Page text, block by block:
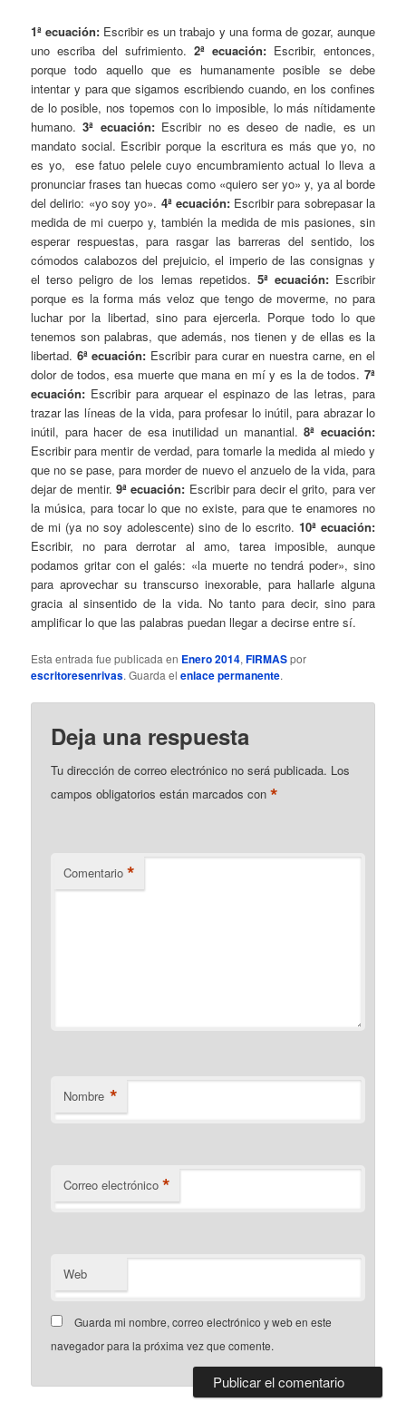
1ª ecuación: Escribir es un trabajo y una forma de gozar, aunque
uno escriba del sufrimiento. 2ª ecuación: Escribir, entonces,
porque todo aquello que es humanamente posible se debe
intentar y para que sigamos escribiendo cuando, en los confines
de lo posible, nos topemos con lo imposible, lo más nítidamente
humano. 3ª ecuación: Escribir no es deseo de nadie, es un
mandato social. Escribir porque la escritura es más que yo, no
es yo, ese fatuo pelele cuyo encumbramiento actual lo lleva a
pronunciar frases tan huecas como «quiero ser yo» y, ya al borde
del delirio: «yo soy yo». 4ª ecuación: Escribir para sobrepasar la
medida de mi cuerpo y, también la medida de mis pasiones, sin
esperar respuestas, para rasgar las barreras del sentido, los
cómodos calabozos del prejuicio, el imperio de las consignas y
el terso peligro de los lemas repetidos. 5ª ecuación: Escribir
porque es la forma más veloz que tengo de moverme, no para
luchar por la libertad, sino para ejercerla. Porque todo lo que
tenemos son palabras, que además, nos tienen y de ellas es la
libertad. 6ª ecuación: Escribir para curar en nuestra carne, en el
dolor de todos, esa muerte que mana en mí y es la de todos. 7ª
ecuación: Escribir para arquear el espinazo de las letras, para
trazar las líneas de la vida, para profesar lo inútil, para abrazar lo
inútil, para hacer de esa inutilidad un manantial. 8ª ecuación:
Escribir para mentir de verdad, para tomarle la medida al miedo y
que no se pase, para morder de nuevo el anzuelo de la vida, para
dejar de mentir. 9ª ecuación: Escribir para decir el grito, para ver
la música, para tocar lo que no existe, para que te enamores no
de mi (ya no soy adolescente) sino de lo escrito. 10ª ecuación:
Escribir, no para derrotar al amo, tarea imposible, aunque
podamos gritar con el galés: «la muerte no tendrá poder», sino
para aprovechar su transcurso inexorable, para hallarle alguna
gracia al sinsentido de la vida. No tanto para decir, sino para
amplificar lo que las palabras puedan llegar a decirse entre sí.
Esta entrada fue publicada en Enero 2014,FIRMASpor
escritoresenrivas. Guarda elenlace permanente.
Deja una respuesta
Tu dirección de correo electrónico no será publicada. Los
campos obligatorios están marcados con*
Comentario *
Nombre *
Correo electrónico *
Web
Guarda mi nombre, correo electrónico y web en este
navegador para la próxima vez que comente.